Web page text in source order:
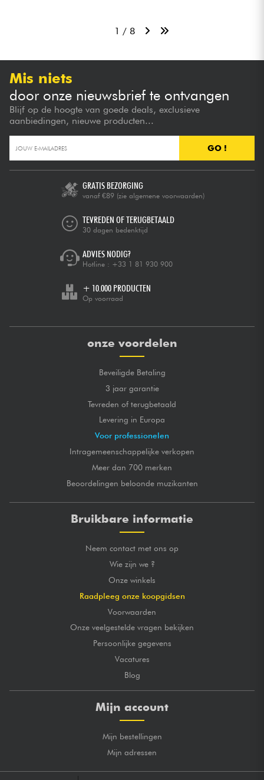
1 / 8
Mis niets
door onze nieuwsbrief te ontvangen
Blijf op de hoogte van goede deals, exclusieve
aanbiedingen, nieuwe producten...
GO !
GRATIS BEZORGING
vanaf €89 (zie algemene voorwaarden)
TEVREDEN OF TERUGBETAALD
30 dagen bedenktijd
ADVIES NODIG?
Hotline : +33 1 81 930 900
+ 10.000 PRODUCTEN
Op voorraad
onze voordelen
Beveiligde Betaling
3 jaar garantie
Tevreden of terugbetaald
Levering in Europa
Voor professionelen
Intragemeenschappelijke verkopen
Meer dan 700 merken
Beoordelingen beloonde muzikanten
Bruikbare informatie
Neem contact met ons op
Wie zijn we ?
Onze winkels
Raadpleeg onze koopgidsen
Voorwaarden
Onze veelgestelde vragen bekijken
Persoonlijke gegevens
Vacatures
Blog
Mijn account
Mijn bestellingen
Mijn adressen